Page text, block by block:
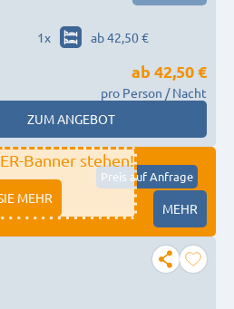
1x ab 42,50 €
ab 42,50 €
pro Person / Nacht
ZUM ANGEBOT
Banner stehen!
MEHR
Preis auf Anfrage
MEHR